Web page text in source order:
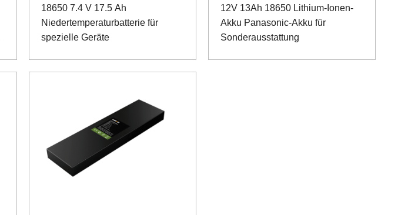
18650 7.4 V 17.5 Ah
Niedertemperaturbatterie für
spezielle Geräte
12V 13Ah 18650 Lithium-Ionen-
Akku Panasonic-Akku für
Sonderausstattung